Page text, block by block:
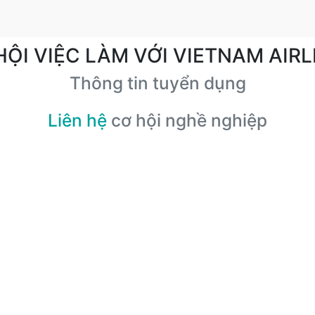
VIỆC LÀM VỚI VIETNAM
Thông tin tuyển dụng
Liên hệ cơ hội nghề nghiệp